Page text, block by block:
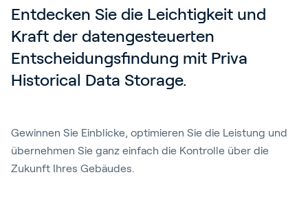
Entdecken Sie die Leichtigkeit und
Kraft der datengesteuerten
Entscheidungsfindung mit Priva
Historical Data Storage.
Gewinnen Sie Einblicke, optimieren Sie die Leistung und
übernehmen Sie ganz einfach die Kontrolle über die
Zukunft Ihres Gebäudes.